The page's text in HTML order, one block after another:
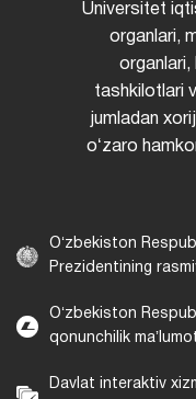
Universitet
organlari,
organlari,
tashkilotlari
jumladan
oʻzaro
Oʻzbekiston
Prezidentining
Oʻzbekiston
qonunchilik
Davlat interaktiv